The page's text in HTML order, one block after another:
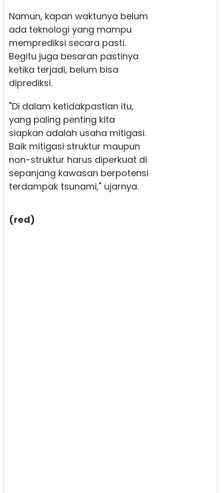
Namun, kapan waktunya belum
ada teknologi yang mampu
memprediksi secara pasti.
Begitu juga besaran pastinya
ketika terjadi, belum bisa
diprediksi.
"Di dalam ketidakpastian itu,
yang paling penting kita
siapkan adalah usaha mitigasi.
Baik mitigasi struktur maupun
non-struktur harus diperkuat di
sepanjang kawasan berpotensi
terdampak tsunami," ujarnya.
(red)